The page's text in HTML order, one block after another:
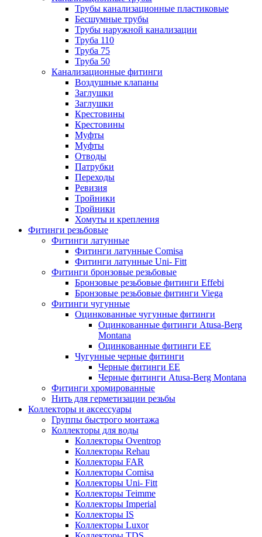
Трубы канализационные пластиковые
Бесшумные трубы
Трубы наружной канализации
Труба 110
Труба 75
Труба 50
Канализационные фитинги
Воздушные клапаны
Заглушки
Заглушки
Крестовины
Крестовины
Муфты
Муфты
Отводы
Патрубки
Переходы
Ревизия
Тройники
Тройники
Хомуты и крепления
Фитинги резьбовые
Фитинги латунные
Фитинги латунные Comisa
Фитинги латунные Uni- Fitt
Фитинги бронзовые резьбовые
Бронзовые резьбовые фитинги Effebi
Бронзовые резьбовые фитинги Viega
Фитинги чугунные
Оцинкованные чугунные фитинги
Оцинкованные фитинги Atusa-Berg
Montana
Оцинкованные фитинги EE
Чугунные черные фитинги
Черныe фитинги EE
Черные фитинги Atusa-Berg Montana
Фитинги хромированные
Нить для герметизации резьбы
Коллекторы и аксессуары
Группы быстрого монтажа
Коллекторы для воды
Коллекторы Oventrop
Коллекторы Rehau
Коллекторы FAR
Коллекторы Comisa
Коллекторы Uni- Fitt
Коллекторы Teimme
Коллекторы Imperial
Коллекторы IS
Коллекторы Luxor